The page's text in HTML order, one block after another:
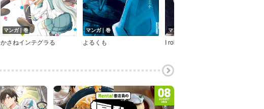
マンガ｜巻
かさねインテグラる
マンガ｜巻
よるくも
マンガ｜巻
I rob you